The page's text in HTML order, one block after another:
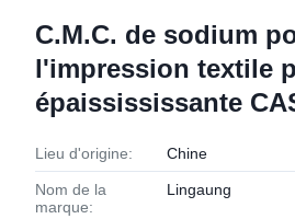
C.M.C. de sodium
l'impression textile
épaissississante
Lieu d'origine: Chine
Nom de la
marque:
Lingaung